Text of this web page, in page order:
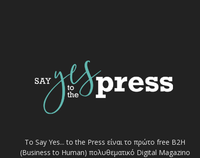
Το Say Yes... to the Press είναι το πρώτο free Β2Η
(Business to Human) πολυθεματικό Digital Magazino